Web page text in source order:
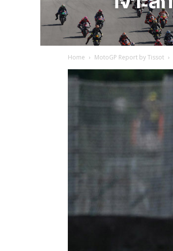
Home MotoGP Report by Tissot